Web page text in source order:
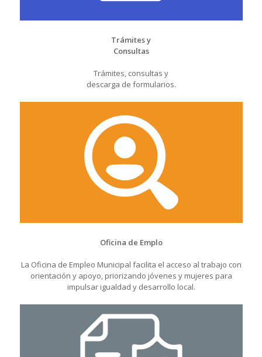
Trámites y
Consultas
Trámites, consultas y
descarga de formularios.
Oficina de Emplo
La Oficina de Empleo Municipal facilita el acceso al trabajo con
orientación y apoyo, priorizando jóvenes y mujeres para
impulsar igualdad y desarrollo local.